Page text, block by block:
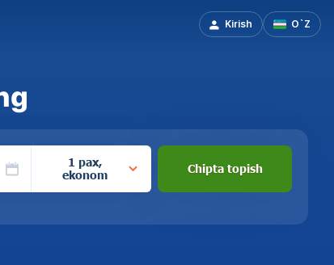
Kirish O`Z
1 pax,
ekonom
Chipta topish